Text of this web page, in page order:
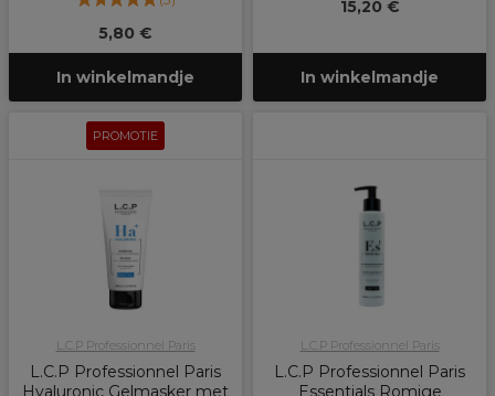
5,80 €
In winkelmandje
15,20 €
In winkelmandje
PROMOTIE
L.C.P Professionnel Paris
L.C.P Professionnel Paris
Hyaluronic Gelmasker met
L.C.P Professionnel Paris
L.C.P Professionnel Paris
Essentials Romige